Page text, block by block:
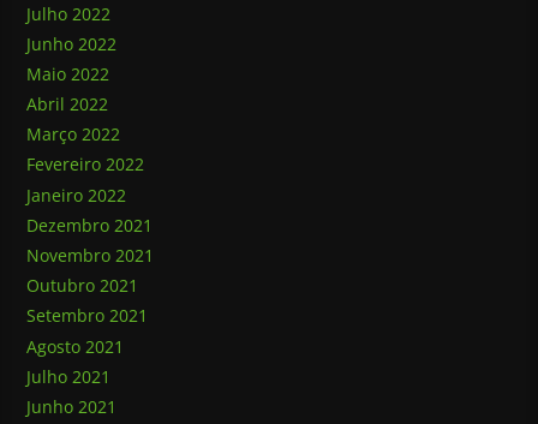
Julho 2022
Junho 2022
Maio 2022
Abril 2022
Março 2022
Fevereiro 2022
Janeiro 2022
Dezembro 2021
Novembro 2021
Outubro 2021
Setembro 2021
Agosto 2021
Julho 2021
Junho 2021